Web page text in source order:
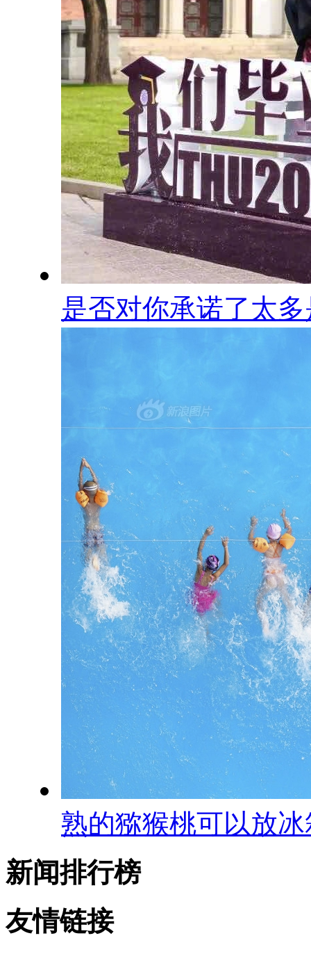
是否对你承诺了太
熟的猕猴桃可以放
新闻排行榜
友情链接